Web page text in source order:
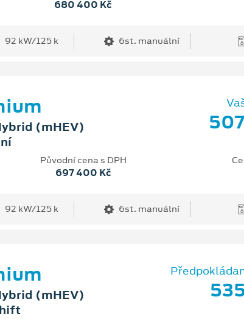
680 400 Kč
92 kW/125 k 6st. manuální
(mHEV)
Původní cena s DPH
697 400 Kč
92 kW/125 k 6st. manuální
(mHEV)